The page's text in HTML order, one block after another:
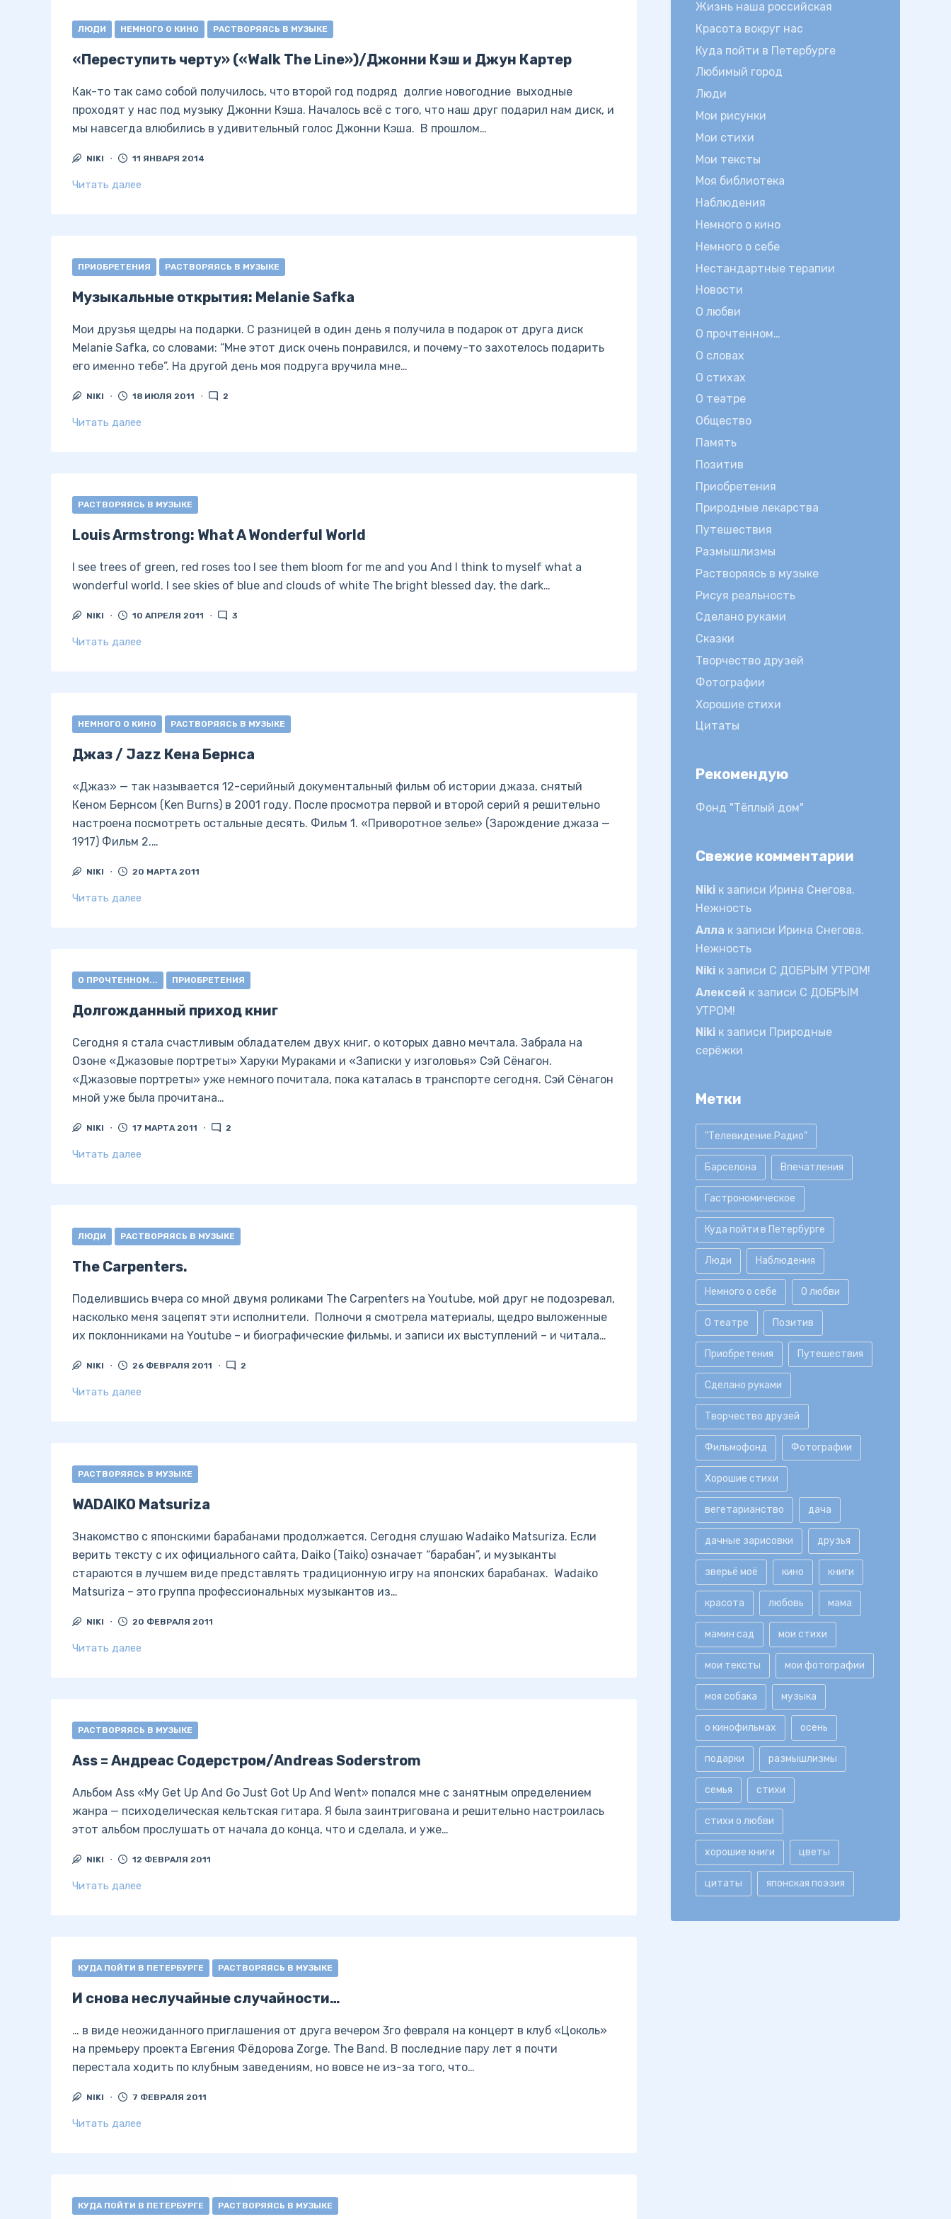
ЛЮДИ НЕМНОГО О КИНО РАСТВОРЯЯСЬ В МУЗЫКЕ
«Переступить черту» («Walk The Line»)/Джонни Кэш и Джун Картер
Как-то так само собой получилось, что второй год подряд долгие новогодние выходные
проходят у нас под музыку Джонни Кэша. Началось всё с того, что наш друг подарил нам диск, и
мы навсегда влюбились в удивительный голос Джонни Кэша. В прошлом…
NIKI 11 ЯНВАРЯ 2014
Читать далее
ПРИОБРЕТЕНИЯ РАСТВОРЯЯСЬ В МУЗЫКЕ
Музыкальные открытия: Melanie Safka
Мои друзья щедры на подарки. С разницей в один день я получила в подарок от друга диск
Melanie Safka, со словами: “Мне этот диск очень понравился, и почему-то захотелось подарить
его именно тебе”. На другой день моя подруга вручила мне…
NIKI 18 ИЮЛЯ 2011 2
Читать далее
РАСТВОРЯЯСЬ В МУЗЫКЕ
Louis Armstrong: What A Wonderful World
I see trees of green, red roses too I see them bloom for me and you And I think to myself what a
wonderful world. I see skies of blue and clouds of white The bright blessed day, the dark…
NIKI 10 АПРЕЛЯ 2011 3
Читать далее
НЕМНОГО О КИНО РАСТВОРЯЯСЬ В МУЗЫКЕ
Джаз / Jazz Кена Бернса
«Джаз» — так называется 12-серийный документальный фильм об истории джаза, снятый
Кеном Бернсом (Ken Burns) в 2001 году. После просмотра первой и второй серий я решительно
настроена посмотреть остальные десять. Фильм 1. «Приворотное зелье» (Зарождение джаза —
1917) Фильм 2.…
NIKI 20 МАРТА 2011
Читать далее
О ПРОЧТЕННОМ... ПРИОБРЕТЕНИЯ
Долгожданный приход книг
Сегодня я стала счастливым обладателем двух книг, о которых давно мечтала. Забрала на
Озоне «Джазовые портреты» Харуки Мураками и «Записки у изголовья» Сэй Сёнагон.
«Джазовые портреты» уже немного почитала, пока каталась в транспорте сегодня. Сэй Сёнагон
мной уже была прочитана…
NIKI 17 МАРТА 2011 2
Читать далее
ЛЮДИ РАСТВОРЯЯСЬ В МУЗЫКЕ
The Carpenters.
Поделившись вчера со мной двумя роликами The Carpenters на Youtube, мой друг не подозревал,
насколько меня зацепят эти исполнители. Полночи я смотрела материалы, щедро выложенные
их поклонниками на Youtube – и биографические фильмы, и записи их выступлений – и читала…
NIKI 26 ФЕВРАЛЯ 2011 2
Читать далее
РАСТВОРЯЯСЬ В МУЗЫКЕ
WADAIKO Matsuriza
Знакомство с японскими барабанами продолжается. Сегодня слушаю Wadaiko Matsuriza. Если
верить тексту с их официального сайта, Daiko (Taiko) означает “барабан”, и музыканты
стараются в лучшем виде представлять традиционную игру на японских барабанах. Wadaiko
Matsuriza – это группа профессиональных музыкантов из…
NIKI 20 ФЕВРАЛЯ 2011
Читать далее
РАСТВОРЯЯСЬ В МУЗЫКЕ
Ass = Андреас Содерстром/Andreas Soderstrom
Альбом Ass «My Get Up And Go Just Got Up And Went» попался мне с занятным определением
жанра — психоделическая кельтская гитара. Я была заинтригована и решительно настроилась
этот альбом прослушать от начала до конца, что и сделала, и уже…
NIKI 12 ФЕВРАЛЯ 2011
Читать далее
КУДА ПОЙТИ В ПЕТЕРБУРГЕ РАСТВОРЯЯСЬ В МУЗЫКЕ
И снова неслучайные случайности…
… в виде неожиданного приглашения от друга вечером 3го февраля на концерт в клуб «Цоколь»
на премьеру проекта Евгения Фёдорова Zorge. The Band. В последние пару лет я почти
перестала ходить по клубным заведениям, но вовсе не из-за того, что…
NIKI 7 ФЕВРАЛЯ 2011
Читать далее
КУДА ПОЙТИ В ПЕТЕРБУРГЕ РАСТВОРЯЯСЬ В МУЗЫКЕ
Жизнь наша российская
Красота вокруг нас
Куда пойти в Петербурге
Любимый город
Люди
Мои рисунки
Мои стихи
Мои тексты
Моя библиотека
Наблюдения
Немного о кино
Немного о себе
Нестандартные терапии
Новости
О любви
О прочтенном…
О словах
О стихах
О театре
Общество
Память
Позитив
Приобретения
Природные лекарства
Путешествия
Размышлизмы
Растворяясь в музыке
Рисуя реальность
Сделано руками
Сказки
Творчество друзей
Фотографии
Хорошие стихи
Цитаты
Рекомендую
Фонд "Тёплый дом"
Свежие комментарии
Niki к записи Ирина Снегова.
Нежность
Алла к записи Ирина Снегова.
Нежность
Niki к записи С ДОБРЫМ УТРОМ!
Алексей к записи С ДОБРЫМ
УТРОМ!
Niki к записи Природные
серёжки
Метки
"Телевидение.Радио"
Барселона Впечатления
Гастрономическое
Куда пойти в Петербурге
Люди Наблюдения
Немного о себе О любви
О театре Позитив
Приобретения Путешествия
Сделано руками
Творчество друзей
Фильмофонд Фотографии
Хорошие стихи
вегетарианство дача
дачные зарисовки друзья
зверьё моё кино книги
красота любовь мама
мамин сад мои стихи
мои тексты мои фотографии
моя собака музыка
о кинофильмах осень
подарки размышлизмы
семья стихи
стихи о любви
хорошие книги цветы
цитаты японская поэзия